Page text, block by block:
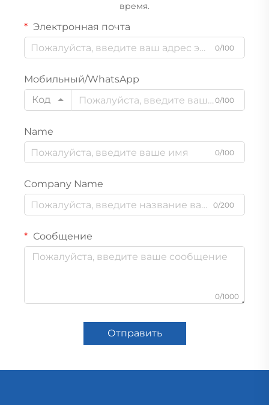
время.
Электронная почта
0/100
Мобильный/WhatsApp
Код
0/100
Name
0/100
Company Name
0/200
Сообщение
0/1000
Отправить